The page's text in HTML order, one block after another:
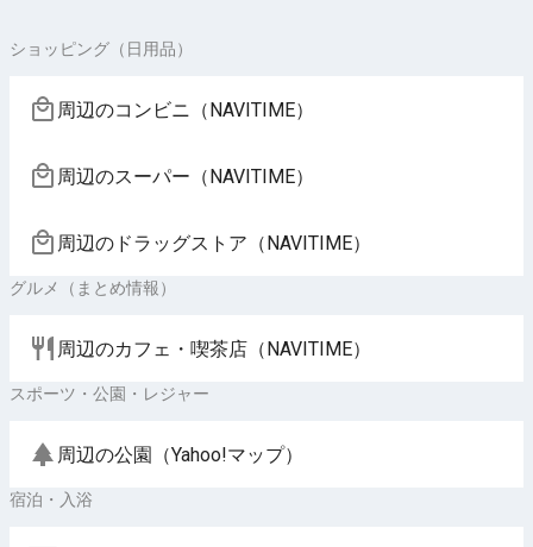
ショッピング（日用品）
周辺のコンビニ（NAVITIME）
周辺のスーパー（NAVITIME）
周辺のドラッグストア（NAVITIME）
グルメ（まとめ情報）
周辺のカフェ・喫茶店（NAVITIME）
スポーツ・公園・レジャー
周辺の公園（Yahoo!マップ）
宿泊・入浴